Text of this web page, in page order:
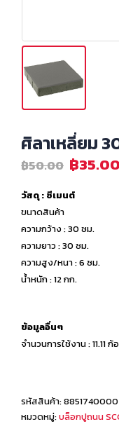
ศิลาเหลี่ยม
฿50.00 ฿35.00
วัสดุ : ซีเมนต์
ขนาดสินค้า
ความกว้าง : 30 ซม.
ความยาว : 30 ซม.
ความสูง/หนา : 6 ซม.
น้ำหนัก : 12 กก.
ข้อมูลอื่นๆ
จำนวนการใช้งาน : 11.11
รหัสสินค้า:
หมวดหมู่:บล็อกปูถนน